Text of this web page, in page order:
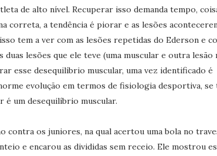
de alto nível. Recuperar isso demanda tempo, coisa
correta, a tendência é piorar e as lesões
tem a ver com as lesões repetidas do Ederson e
lesões que ele teve (uma muscular e outra lesão
esse desequilíbrio muscular, uma vez identificado é
evolução em termos de fisiologia desportiva, se
é um desequilíbrio muscular.
os juniores, na qual acertou uma bola no
e encarou as divididas sem receio. Ele mostrou